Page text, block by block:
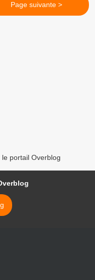
Page suivante >
portail Overblog